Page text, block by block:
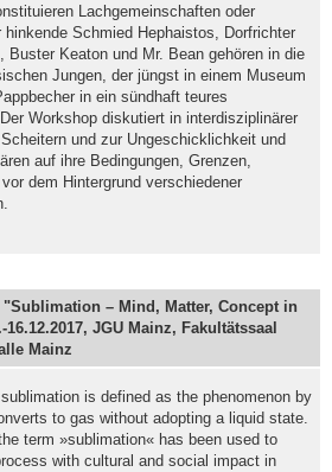
Lachgemeinschaften oder
Schmied Hephaistos, Dorfrichter
Buster Keaton und Mr. Bean gehören in die
Jungen, der jüngst in einem Museum
in ein sündhaft teures
Workshop diskutiert in interdisziplinärer
und zur Ungeschicklichkeit und
auf ihre Bedingungen, Grenzen,
dem Hintergrund verschiedener
– Mind, Matter, Concept in
JGU Mainz, Fakultätssaal
Mainz
is defined as the phenomenon by
to gas without adopting a liquid state.
term »sublimation« has been used to
with cultural and social impact in